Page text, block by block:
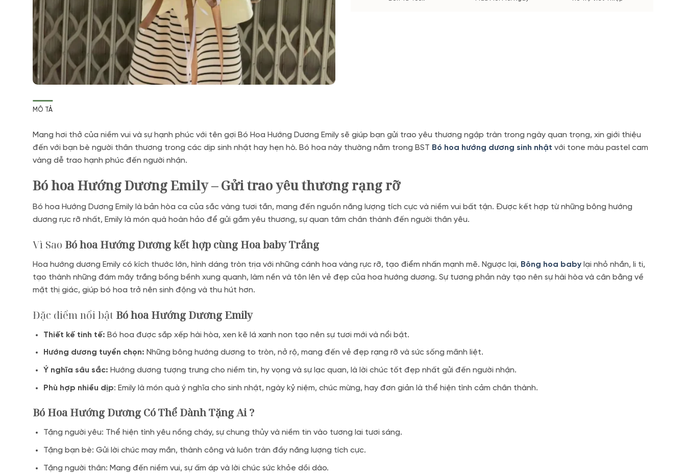
MÔ TẢ
Mang hơi thở của niềm vui và sự hạnh phúc với tên gợi Bó Hoa Hướng Dương Emily sẽ giúp bạn gửi trao yêu thương ngập tràn trong ngày quan trọng, xin giới thiệu
đến với bạn bè người thân thương trong các dịp sinh nhật hay hẹn hò. Bó hoa này thường nằm trong BST Bó hoa hướng dương sinh nhật với tone màu pastel cam
vàng dễ trao hạnh phúc đến người nhận.
Bó hoa Hướng Dương Emily – Gửi trao yêu thương rạng rỡ
Bó hoa Hướng Dương Emily là bản hòa ca của sắc vàng tươi tắn, mang đến nguồn năng lượng tích cực và niềm vui bất tận. Được kết hợp từ những bông hướng
dương rực rỡ nhất, Emily là món quà hoàn hảo để gửi gắm yêu thương, sự quan tâm chân thành đến người thân yêu.
Vì Sao Bó hoa Hướng Dương kết hợp cùng Hoa baby Trắng
Hoa hướng dương Emily có kích thước lớn, hình dáng tròn trịa với những cánh hoa vàng rực rỡ, tạo điểm nhấn mạnh mẽ. Ngược lại, Bông hoa baby lại nhỏ nhắn, li ti,
tạo thành những đám mây trắng bồng bềnh xung quanh, làm nền và tôn lên vẻ đẹp của hoa hướng dương. Sự tương phản này tạo nên sự hài hòa và cân bằng về
mặt thị giác, giúp bó hoa trở nên sinh động và thu hút hơn.
Đặc điểm nổi bật Bó hoa Hướng Dương Emily
Thiết kế tinh tế: Bó hoa được sắp xếp hài hòa, xen kẽ lá xanh non tạo nên sự tươi mới và nổi bật.
Hướng dương tuyển chọn: Những bông hướng dương to tròn, nở rộ, mang đến vẻ đẹp rạng rỡ và sức sống mãnh liệt.
Ý nghĩa sâu sắc: Hướng dương tượng trưng cho niềm tin, hy vọng và sự lạc quan, là lời chúc tốt đẹp nhất gửi đến người nhận.
Phù hợp nhiều dịp: Emily là món quà ý nghĩa cho sinh nhật, ngày kỷ niệm, chúc mừng, hay đơn giản là thể hiện tình cảm chân thành.
Bó Hoa Hướng Dương Có Thể Dành Tặng Ai ?
Tặng người yêu: Thể hiện tình yêu nồng cháy, sự chung thủy và niềm tin vào tương lai tươi sáng.
Tặng bạn bè: Gửi lời chúc may mắn, thành công và luôn tràn đầy năng lượng tích cực.
Tặng người thân: Mang đến niềm vui, sự ấm áp và lời chúc sức khỏe dồi dào.